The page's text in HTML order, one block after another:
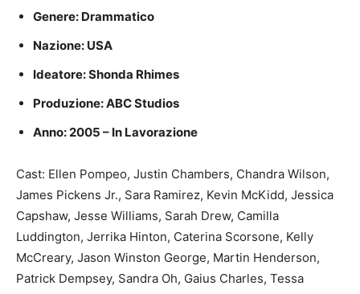
Genere: Drammatico
Nazione: USA
Ideatore: Shonda Rhimes
Produzione: ABC Studios
Anno: 2005 – In Lavorazione
Cast: Ellen Pompeo, Justin Chambers, Chandra Wilson,
James Pickens Jr., Sara Ramirez, Kevin McKidd, Jessica
Capshaw, Jesse Williams, Sarah Drew, Camilla
Luddington, Jerrika Hinton, Caterina Scorsone, Kelly
McCreary, Jason Winston George, Martin Henderson,
Patrick Dempsey, Sandra Oh, Gaius Charles, Tessa